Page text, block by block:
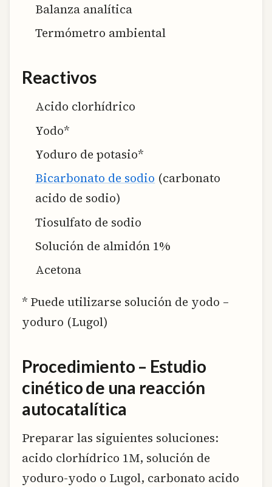
Balanza analítica
Termómetro ambiental
Reactivos
Acido clorhídrico
Yodo*
Yoduro de potasio*
Bicarbonato de sodio (carbonato
acido de sodio)
Tiosulfato de sodio
Solución de almidón 1%
Acetona
* Puede utilizarse solución de yodo –
yoduro (Lugol)
Procedimiento – Estudio
cinético de una reacción
autocatalítica
Preparar las siguientes soluciones:
acido clorhídrico 1M, solución de
yoduro-yodo o Lugol, carbonato acido